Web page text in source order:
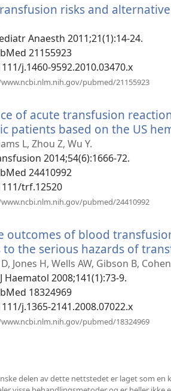
risks and
Anaesth 2011;21(1):14-24.
21155923
j.1460-9592.2010.03470.x
pubmed/21155923
of acute transfusion
patients based on the US
L, Zhou Z, Wu Y.
2014;54(6):1666-72.
24410992
trf.12520
pubmed/24410992
outcomes of blood
the serious hazards of
Jones H, Wells AW, Gibson B,
Haematol 2008;141(1):73-9.
18324969
j.1365-2141.2008.07022.x
pubmed/18324969
delen av dette nettstedet er laget som